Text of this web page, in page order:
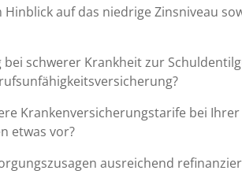
auf das niedrige Zinsniveau
bei schwerer Krankheit zur
Krankenversicherungstarife bei
etwas vor?
ausreichend